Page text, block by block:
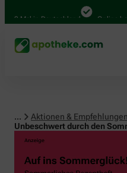
Mal in Deutschland Online bei
...
Aktionen & Empfehlungen
Unbeschwert durch den